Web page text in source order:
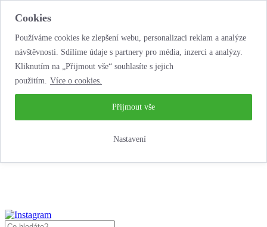
Cookies
Používáme cookies ke zlepšení webu, personalizaci reklam a analýze
návštěvnosti. Sdílíme údaje s partnery pro média, inzerci a analýzy.
Kliknutím na „Přijmout vše“ souhlasíte s jejich
použitím. Více o cookies.
Nastavení
Přijmout vše
...neobyčejná jízda životem!